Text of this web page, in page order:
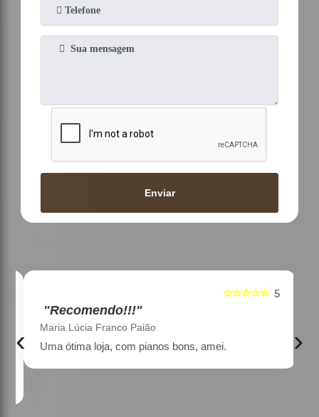
Enviar
5
☆☆☆☆☆
"Recomendo!!!"
Maria Lúcia Franco Paião
Uma ótima loja, com pianos bons, amei.
‹ ›